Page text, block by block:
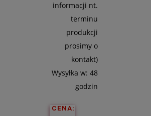
informacji nt.
terminu
produkcji
prosimy o
kontakt)
Wysyłka w: 48
godzin
CENA: